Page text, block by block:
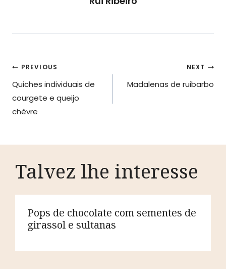
Navegação
de
artigos
PREVIOUS
Quiches individuais de
courgete e queijo
chèvre
NEXT
Madalenas de ruibarbo
Talvez lhe interesse
Pops de chocolate com sementes de
girassol e sultanas